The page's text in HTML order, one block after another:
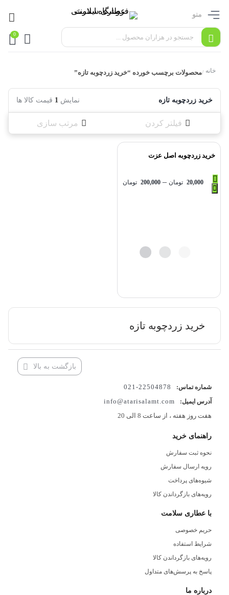
منو
0
خانه /محصولات برچسب خورده “خرید زردچوبه تازه”
خرید زردچوبه تازه نمایش 1 قیمت کالا ها
فیلتر کردن مرتب سازی
خرید زردچوبه اصل عزت
20,000 تومان –
200,000 تومان
خرید زردچوبه تازه
بازگشت به بالا
شماره تماس: 22504878-021
آدرس ایمیل:
info@atarisalamt.com
هفت روز هفته ، از ساعت 8 الی 20
راهنمای خرید
نحوه ثبت سفارش
رویه ارسال سفارش
شیوه‌های پرداخت
رویه‌های بازگرداندن کالا
با عطاری سلامت
حریم خصوصی
شرایط استفاده
رویه‌های بازگرداندن کالا
پاسخ به پرسش‌های متداول
درباره ما